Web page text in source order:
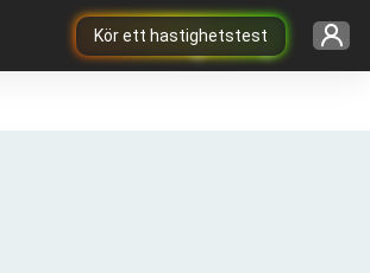
Kör ett hastighetstest